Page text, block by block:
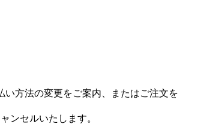
方法の変更をご案内、またはご注文を
ンセルいたします。